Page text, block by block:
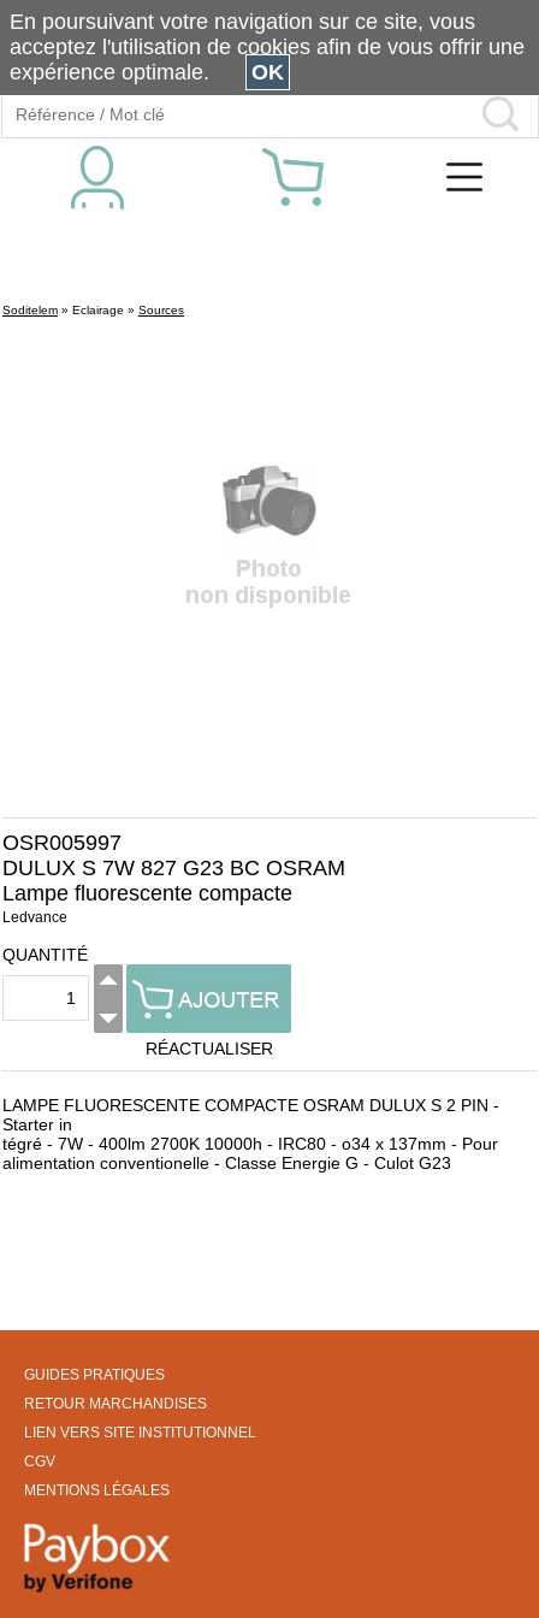
Soditelem » Eclairage » Sources
OSR005997
DULUX S 7W 827 G23 BC OSRAM
Lampe fluorescente compacte
Ledvance
QUANTITÉ
RÉACTUALISER
LAMPE FLUORESCENTE COMPACTE OSRAM DULUX S 2 PIN -
Starter in
tégré - 7W - 400lm 2700K 10000h - IRC80 - o34 x 137mm - Pour
alimentation conventionelle - Classe Energie G - Culot G23
GUIDES PRATIQUES
RETOUR MARCHANDISES
LIEN VERS SITE INSTITUTIONNEL
CGV
MENTIONS LÉGALES
En poursuivant votre navigation sur ce site, vous
acceptez l'utilisation de cookies afin de vous offrir une
expérience optimale.
OK